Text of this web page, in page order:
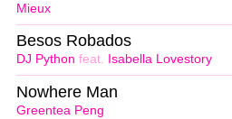
Mieux
DJ Python feat. Isabella Lovestory
Besos Robados
Greentea Peng
Nowhere Man